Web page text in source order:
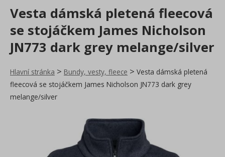
Tílka
Polokošile
Košile
Mikiny
Šaty a sukně
Bundy, vesty, fleece
Vesta dámská pletená fleecová
se stojáčkem James Nicholson
JN773 dark grey melange/silver
Hlavní stránka > Bundy, vesty, fleece > Vesta dámská pletená
fleecová se stojáčkem James Nicholson JN773 dark grey
melange/silver